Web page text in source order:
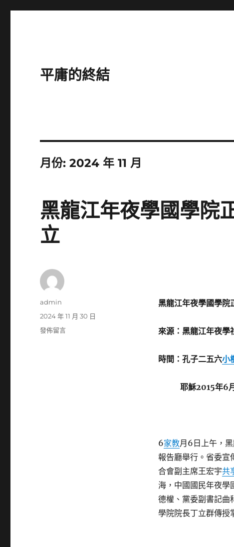
平庸的終結
月份:2024 年 11 月
黑龍江年夜學國學院
立
黑龍江年夜學國學院
來源：黑龍江年夜學
時間：孔子二五六小
耶穌2015年6
6家教月6日上午，
報告廳舉行。省委宣
合會副主席王宏宇共
海，中國國民年夜學
德權、黨委副書記曲
學院院長丁立群傳授
作
admin
發
佈
2024 年 11 月 30 日
在
發佈留言